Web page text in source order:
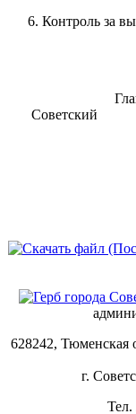
6. Контроль за
628242, Тюменская
г.
Тел.